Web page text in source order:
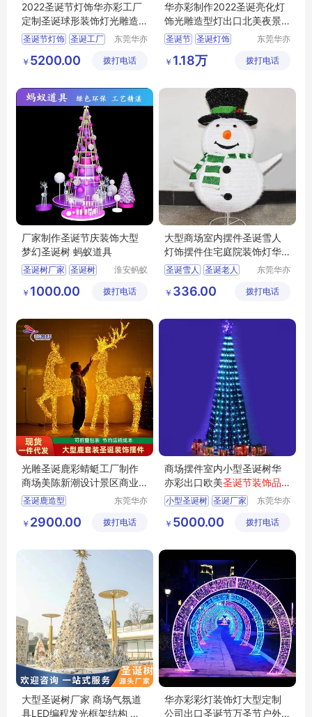
2022圣诞节灯饰华亦彩工厂
定制圣诞球形装饰灯光雕造
型灯led彩灯
圣诞节灯饰 圣诞工厂
圣诞节装饰品
东莞华亦
艺有限公
￥ 5200.00 拨打电话
华亦彩制作2022圣诞亮化灯
饰光雕造型灯出口北美夜景
彩灯装饰
圣诞节 圣诞灯饰
圣诞彩灯 圣诞灯出口
东莞华亦
艺有限公
￥ 1.18万 拨打电话
厂家制作圣诞节庆装饰大型
梦幻圣诞树 蚂蚁道具
圣诞树厂家 圣诞树
淮安蚂蚁
制作有限
￥ 1000.00 拨打电话
大型商场室内摆件圣诞雪人
灯饰摆件住宅庭院装饰灯华
亦彩出口欧美
圣诞雪人
圣诞老人
卡通雪人
东莞华亦
艺有限公
￥ 336.00 拨打电话
光雕圣诞鹿彩蜻蜓工厂制作
商场美陈新潮设计景区商业
氛围摆件装饰
圣诞鹿造型
圣诞节节日布置
圣诞节氛围装饰
东莞华亦
艺有限公
￥ 2900.00 拨打电话
商场摆件室内小型圣诞树华
亦彩出口欧美圣诞节装饰品
造型彩灯灯饰
小型圣诞树 圣诞厂家
圣诞装饰品
东莞华亦
艺有限公
￥ 5000.00 拨打电话
大型圣诞树厂家 商场气氛道
具LED编程发光框架结构 节
华亦彩彩灯装饰灯大型定制
公司出口圣诞节万圣节户外